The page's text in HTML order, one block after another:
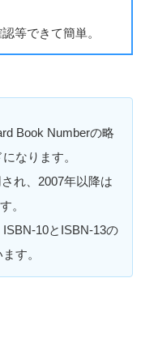
等できて簡単。
Book Numberの略
なります。
れ、2007年以降は
。
10とISBN-13の
す。